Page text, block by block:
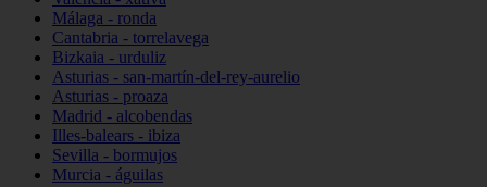
Málaga - ronda
Cantabria - torrelavega
Bizkaia - urduliz
Asturias - san-martín-del-rey-aurelio
Asturias - proaza
Madrid - alcobendas
Illes-balears - ibiza
Sevilla - bormujos
Murcia - águilas